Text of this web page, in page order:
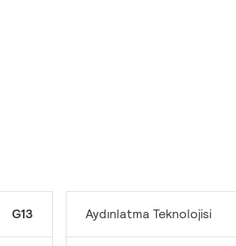
G13 Aydınlatma Teknolojisi